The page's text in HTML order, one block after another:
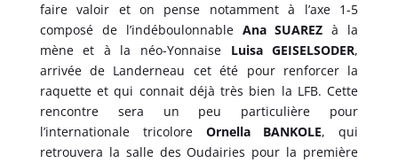
faire valoir et on pense notamment à l’axe 1-5
composé de l’indéboulonnable Ana SUAREZ à la
mène et à la néo-Yonnaise Luisa GEISELSODER,
arrivée de Landerneau cet été pour renforcer la
raquette et qui connait déjà très bien la LFB. Cette
rencontre sera un peu particulière pour
l’internationale tricoloreOrnella BANKOLE, qui
retrouvera la salle des Oudairies pour la première